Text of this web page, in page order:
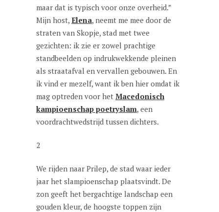
maar dat is typisch voor onze overheid.”
Mijn host, Elena, neemt me mee door de
straten van Skopje, stad met twee
gezichten: ik zie er zowel prachtige
standbeelden op indrukwekkende pleinen
als straatafval en vervallen gebouwen. En
ik vind er mezelf, want ik ben hier omdat ik
mag optreden voor het Macedonisch
kampioenschap poetryslam, een
voordrachtwedstrijd tussen dichters.
2
We rijden naar Prilep, de stad waar ieder
jaar het slampioenschap plaatsvindt. De
zon geeft het bergachtige landschap een
gouden kleur, de hoogste toppen zijn